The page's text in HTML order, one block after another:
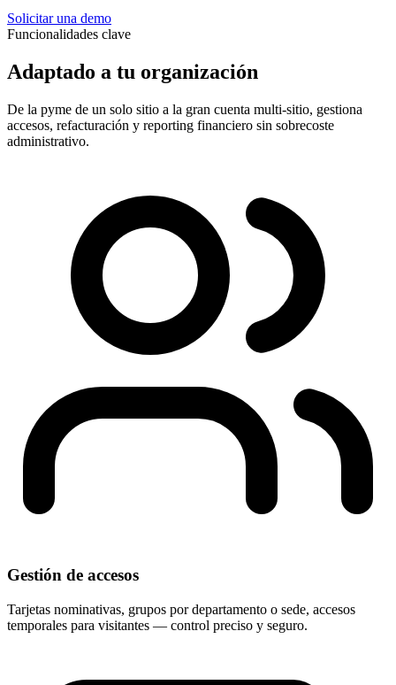
Solicitar una demo
Funcionalidades clave
Adaptado a tu organización
De la pyme de un solo sitio a la gran cuenta multi-sitio, gestiona
accesos, refacturación y reporting financiero sin sobrecoste
administrativo.
Gestión de accesos
Tarjetas nominativas, grupos por departamento o sede, accesos
temporales para visitantes — control preciso y seguro.